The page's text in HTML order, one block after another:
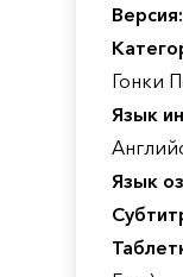
Версия:
Гонки
Язык
Язык